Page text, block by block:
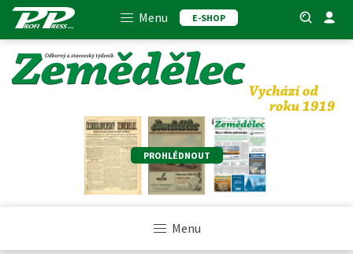
Menu E-SHOP
PROHLÉDNOUT
Menu